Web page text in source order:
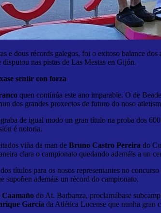
e dous récords galegos, foi o exitoso balance
disputou nas pistas de Las Mestas en Gijón.
sentir con forza
quen continúa este ano imparable. O de
dos grandes proxectos de futuro do noso
de igual modo un gran título na proba dos
é notoria.
viña da man de Bruno Castro Pereira do
clara o campionato quedando ademáis a un
títulos para os nosos representantes no
supoñen ademáis un récord do campionato.
Caamaño do At. Barbanza, proclamábase
García da Atlética Lucense que nunha gran